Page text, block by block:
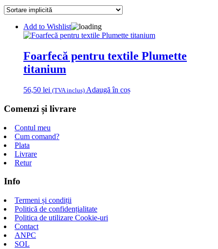
Add to Wishlist
Foarfecă pentru textile Plumette
titanium
56,50 lei (TVA inclus) Adaugă în coș
Comenzi și livrare
Contul meu
Cum comand?
Plata
Livrare
Retur
Info
Termeni și condiții
Politică de confidențialitate
Politica de utilizare Cookie-uri
Contact
ANPC
SOL